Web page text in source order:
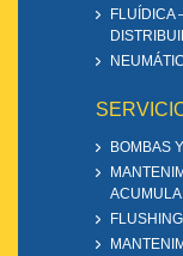
FLUÍDICA
BOMBAS